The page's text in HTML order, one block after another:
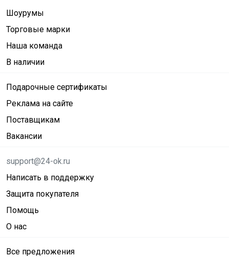
Шоурумы
Торговые марки
Наша команда
В наличии
Подарочные сертификаты
Реклама на сайте
Поставщикам
Вакансии
support@24-ok.ru
Написать в поддержку
Защита покупателя
Помощь
О нас
Все предложения